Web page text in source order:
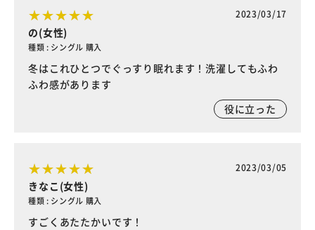
2023/03/17
の(女性)
種類 : シングル 購入
冬はこれひとつでぐっすり眠れます！洗濯してもふわ
ふわ感があります
役に立った
2023/03/05
きなこ(女性)
種類 : シングル 購入
すごくあたたかいです！